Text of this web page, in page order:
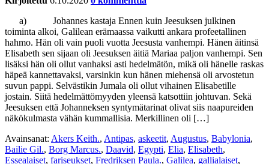
a) Johannes kastaja Ennen kuin Jeesuksen julkinen
toiminta alkoi, Galilean erämaassa vaikutti ankara profeetallinen
hahmo. Hän oli vain puoli vuotta Jeesusta vanhempi. Hänen äitinsä
Elisabeth sen sijaan oli Jeesuksen äitiä Mariaa paljon vanhempi. Sen
lisäksi hän oli ollut vanhaksi asti hedelmätön, mikä oli hänelle raskas
häpeä kannettavaksi, varsinkin kun hänen miehensä oli arvostetun
suvun pappi. Selvästikin Jumala oli ollut vihainen Elisabetille
jostain. Siitä hedelmättömyyden yleensä katsottiin johtuvan. Sekä
Jeesuksen että Johanneksen syntymätarinat olivat siis naapureiden
näkökulmasta vähän kummallisia. Merkillinen oli […]
Avainsanat: Akers Keith., Antipas, askeetit, Augustus, Babylonia,
Bailie Gil., Borg Marcus., Daavid, Egypti, Elia, Elisabeth,
Essealaiset, fariseukset, Fredriksen Paula., Galilea, gallialaiset,